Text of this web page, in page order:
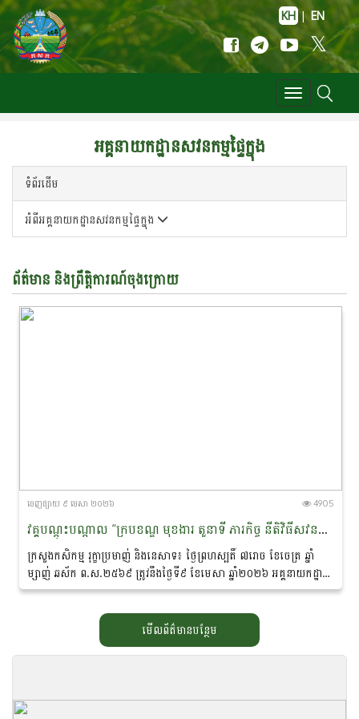
KH | EN
Toggle
navigation
អគ្គនាយកដ្ឋានសវនកម្មផ្ទៃក្នុង
ទំព័រដើម
អំពីអគ្គនាយកដ្ឋានសវនកម្មផ្ទៃក្នុង
ព័ត៌មាន និងព្រឹត្តិការណ៍ចុង​ក្រោយ
ចេញ​ផ្សាយ​ ៩ មេសា ២០២៦ 4905
វគ្គបណ្តុះបណ្តាល “ក្របខណ្ឌ មុខងារ តួនាទី ភារកិច្ច នីតិវិធីសវនកម្ម និងការណែនាំពីទម្រង់របាយការណ៍សវនកម្មផ្ទៃក្នុង”
ក្រសួងកសិកម្ម រុក្ខាប្រមាញ់ និងនេសាទ៖ ថ្ងៃព្រហស្បតិ៍ ៧រោច ខែចេត្រ ឆ្នាំ
ម្សាញ់ ឆស័ក ព.ស.២៥៦៩ ត្រូវនឹងថ្ងៃទី៩ ខែមេសា ឆ្នាំ២០២៦ អគ្គនាយកដ្ឋាន
សវនកម្មផ្ទៃក្នុង នៃក្រសួងកសិកម្ម...
មើលព័ត៌មានបន្ថែម